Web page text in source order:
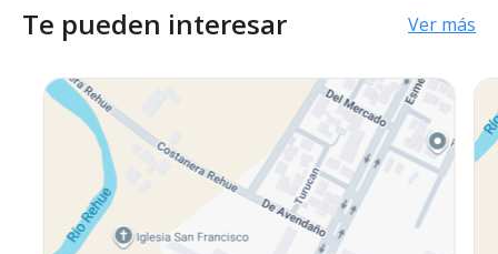
Te pueden interesar Ver más